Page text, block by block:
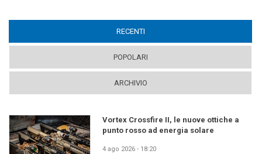
RECENTI
POPOLARI
ARCHIVIO
Vortex Crossfire II, le nuove ottiche a
punto rosso ad energia solare
4 ago 2026 - 18:20